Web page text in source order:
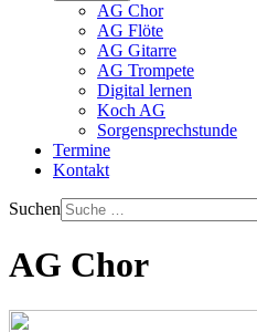
AG Chor
AG Flöte
AG Gitarre
AG Trompete
Digital lernen
Koch AG
Sorgensprechstunde
Termine
Kontakt
Suchen
AG Chor